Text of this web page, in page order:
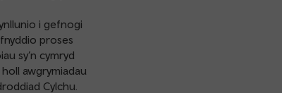
i gefnogi
proses
sy’n cymryd
awgrymiadau
Cylchu.